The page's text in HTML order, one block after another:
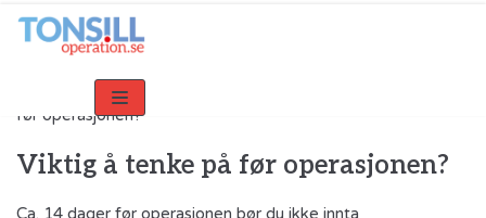
Hopp
Informasjon til voksne pasienter
før operasjonen?
Viktig å tenke på før operasjonen?
Ca. 14 dager før operasjonen bør du ikke innta